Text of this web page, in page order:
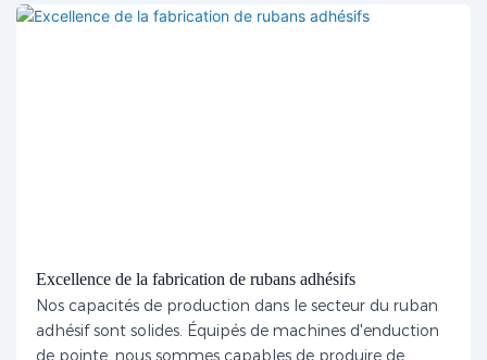
Excellence de la fabrication de rubans adhésifs
Nos capacités de production dans le secteur du ruban
adhésif sont solides. Équipés de machines d'enduction
de pointe, nous sommes capables de produire de